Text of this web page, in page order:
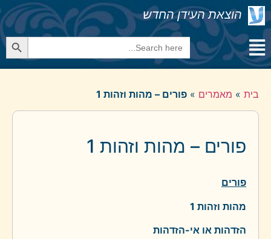
הוצאת העידן החדש
Search
for:
Search Button
בית » מאמרים » פורים – מהות וזהות 1
פורים – מהות וזהות 1
פורים
מהות וזהות 1
הזדהות או אי-הזדהות